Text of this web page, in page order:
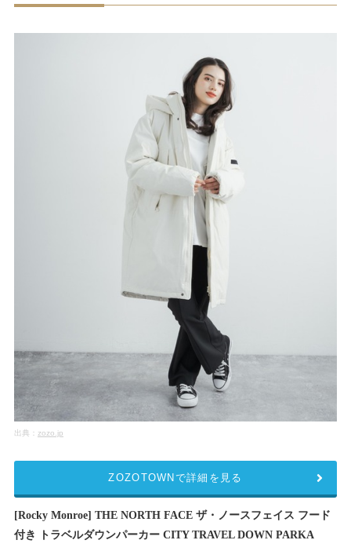
出典： zozo.jp
[Rocky Monroe] THE NORTH FACE ザ・ノースフェイス フード
付き トラベルダウンパーカー CITY TRAVEL DOWN PARKA
ZOZOTOWNで詳細を見る